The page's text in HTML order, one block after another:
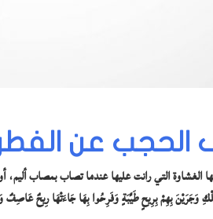
الحجب عن
الغشاوة التي رانت عليها عندما تصاب بمصاب